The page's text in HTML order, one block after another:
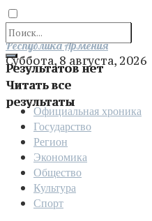
Результатов нет
Читать все
результаты
Отправить
Республика Армения
Суббота, 8 августа, 2026
Официальная хроника
Государство
Регион
Экономика
Общество
Культура
Спорт